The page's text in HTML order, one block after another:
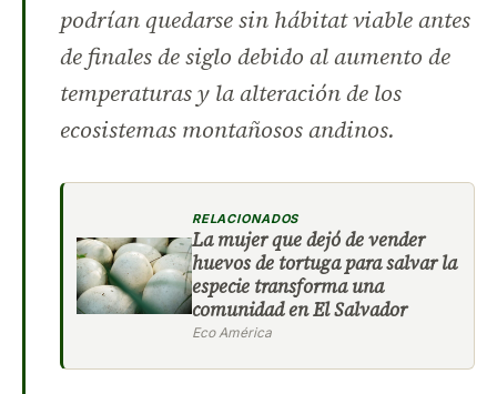
podrían quedarse sin hábitat viable antes
de finales de siglo debido al aumento de
temperaturas y la alteración de los
ecosistemas montañosos andinos.
RELACIONADOS
La mujer que dejó de vender
huevos de tortuga para salvar la
especie transforma una
comunidad en El Salvador
Eco América